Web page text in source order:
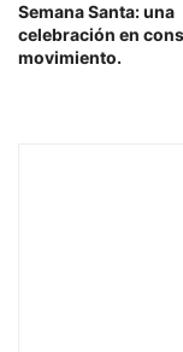
Semana Santa: una
celebración en
movimiento.